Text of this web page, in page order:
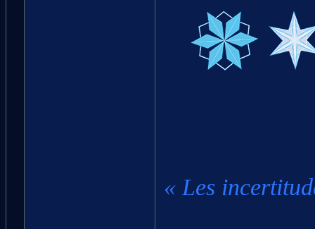
« Les